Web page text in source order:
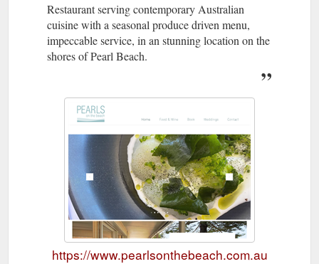
Restaurant serving contemporary Australian
cuisine with a seasonal produce driven menu,
impeccable service, in an stunning location on the
shores of Pearl Beach.
https://www.pearlsonthebeach.com.au